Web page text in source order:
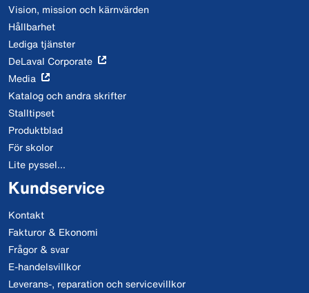
Vision, mission och kärnvärden
Hållbarhet
Lediga tjänster
DeLaval Corporate
Media
Katalog och andra skrifter
Stalltipset
Produktblad
För skolor
Lite pyssel...
Kundservice
Kontakt
Fakturor & Ekonomi
Frågor & svar
E-handelsvillkor
Leverans-, reparation och servicevillkor